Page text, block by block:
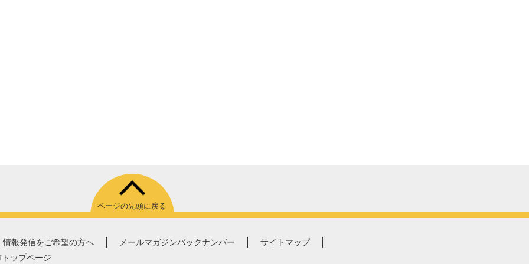
ページの先頭に戻る
情報発信をご希望の方へ メールマガジンバックナンバー
サイトマップ
ップページ